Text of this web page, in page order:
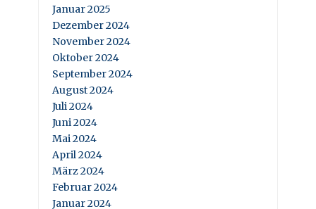
Januar 2025
Dezember 2024
November 2024
Oktober 2024
September 2024
August 2024
Juli 2024
Juni 2024
Mai 2024
April 2024
März 2024
Februar 2024
Januar 2024